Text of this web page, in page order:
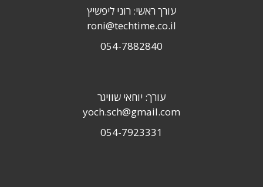
עורך ראשי: רוני ליפשיץ
roni@techtime.co.il
054-7882840
עורך: יוחאי שוויגר
yoch.sch@gmail.com
054-7923331